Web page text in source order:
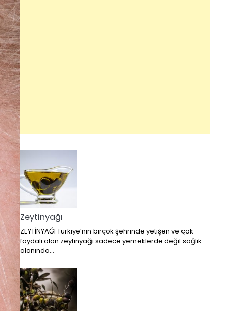
Zeytinyağı
ZEYTİNYAĞI Türkiye’nin birçok şehrinde yetişen ve çok
faydalı olan zeytinyağı sadece yemeklerde değil sağlık
alanında…